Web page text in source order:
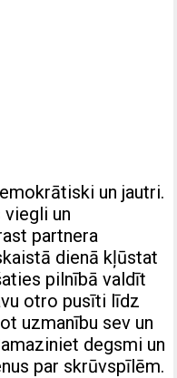
un jautri.
viegli un
partnera
dienā kļūstat
pilnībā valdīt
otro pusīti līdz
uzmanību sev un
degsmi un
par skrūvspīlēm.